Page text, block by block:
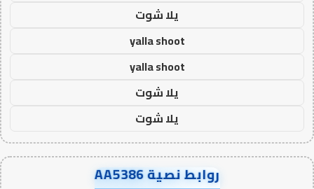
يلا شوت
yalla shoot
yalla shoot
يلا شوت
يلا شوت
روابط نصية AA5386